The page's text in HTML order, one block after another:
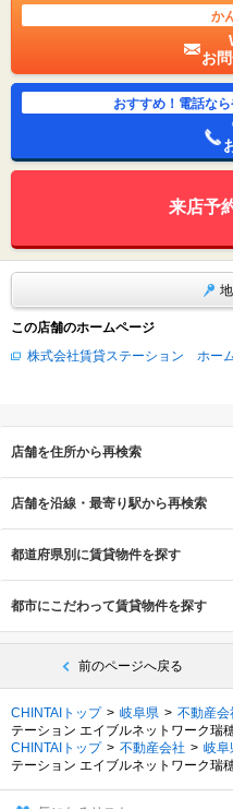
か
お
おすすめ！電話な
来店予
この店舗のホームページ
株式会社賃貸ステーション ホー
店舗を住所から再検索
店舗を沿線・最寄り駅から再検索
都道府県別に賃貸物件を探す
都市にこだわって賃貸物件を探す
前のページへ戻る
CHINTAIトップ 岐阜県 不動産会
テーション エイブルネットワーク瑞
CHINTAIトップ
不動産会社 岐阜
テーション エイブルネットワーク瑞